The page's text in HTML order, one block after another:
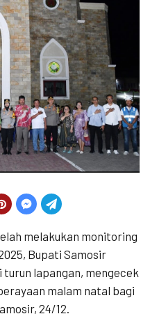
melakukan monitoring
Bupati Samosir
lapangan, mengecek
malam natal bagi
24/12.